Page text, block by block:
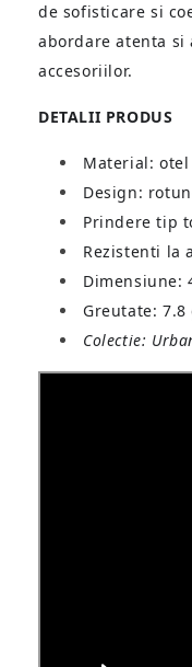
de sofisticare si
abordare atenta si
accesoriilor.
DETALII PRODUS
Material:
Design:
Prindere tip
Rezistenti la
Dimensiune:
Greutate: 7.8
Colectie: